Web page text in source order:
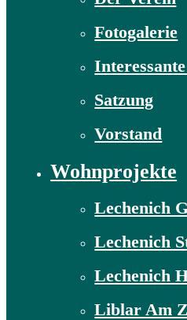
Fotogalerie
Satzung
Vorstand
Wohnprojekte
Lechenich
Lechenich
Lechenich
Liblar Am